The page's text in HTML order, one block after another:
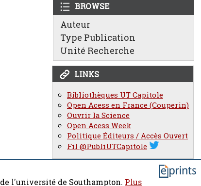
BROWSE
Auteur
Type Publication
Unité Recherche
LINKS
Bibliothèques UT Capitole
Open Acess en France (Couperin)
Ouvrir la Science
Open Acess Week
Politique Éditeurs / Accès Ouvert
Fil @PubliUTCapitole
de l'université de Southampton. Plus